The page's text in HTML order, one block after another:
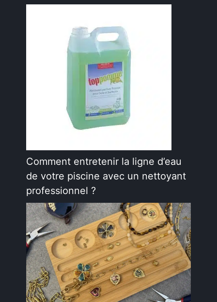
Comment entretenir la ligne d’eau
de votre piscine avec un nettoyant
professionnel ?